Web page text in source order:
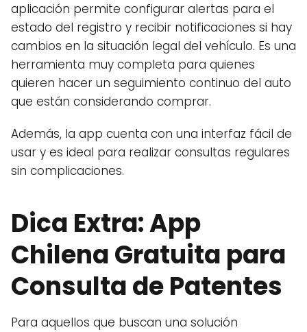
aplicación permite configurar alertas para el
estado del registro y recibir notificaciones si hay
cambios en la situación legal del vehículo. Es una
herramienta muy completa para quienes
quieren hacer un seguimiento continuo del auto
que están considerando comprar.
Además, la app cuenta con una interfaz fácil de
usar y es ideal para realizar consultas regulares
sin complicaciones.
Dica Extra: App
Chilena Gratuita para
Consulta de Patentes
Para aquellos que buscan una solución